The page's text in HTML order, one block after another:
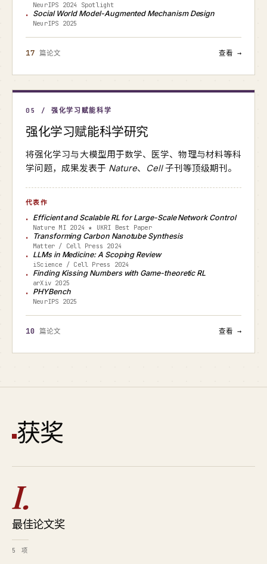
NeurIPS 2024 Spotlight
Social World Model-Augmented Mechanism Design
NeurIPS 2025
17 篇论文 查看 →
05 / 强化学习赋能科学
强化学习赋能科学研究
将强化学习与大模型用于数学、医学、物理与材料等科
学问题，成果发表于 Nature、 Cell子刊等顶级期刊。
代表作
Efficient and Scalable RL for Large-Scale Network Control
Nature MI 2024 ★ UKRI Best Paper
Transforming Carbon Nanotube Synthesis
Matter / Cell Press 2024
LLMs in Medicine: A Scoping Review
iScience / Cell Press 2024
Finding Kissing Numbers with Game-theoretic RL
arXiv 2025
PHYBench
NeurIPS 2025
10 篇论文 查看 →
获奖
I.
最佳论文奖
5 项